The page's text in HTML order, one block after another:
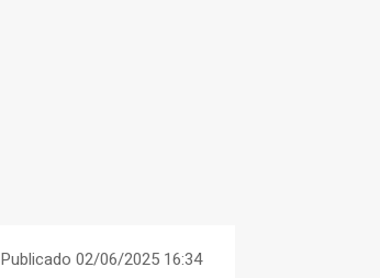
Publicado 02/06/2025 16:34